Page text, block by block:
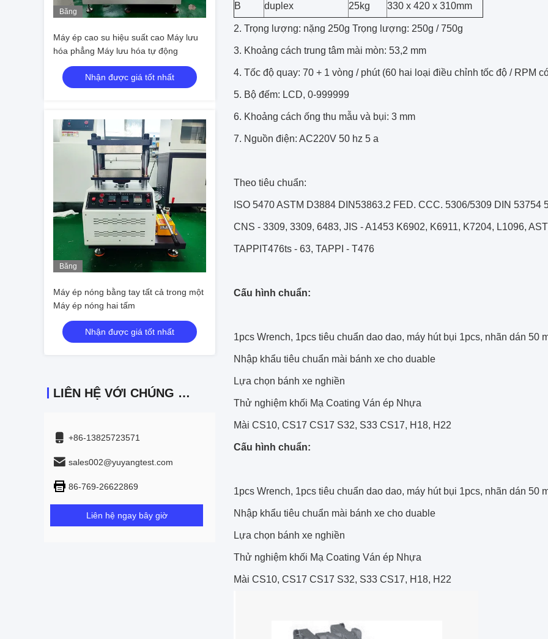
Băng
Máy ép cao su hiệu suất cao Máy lưu
hóa phẳng Máy lưu hóa tự động
Nhận được giá tốt nhất
Băng
Máy ép nóng bằng tay tất cả trong một
Máy ép nóng hai tấm
Nhận được giá tốt nhất
LIÊN HỆ VỚI CHÚNG TÔI
+86-13825723571
sales002@yuyangtest.com
86-769-26622869
Liên hệ ngay bây giờ
B duplex 25kg 330 x 420 x 310mm
2. Trọng lượng: nặng 250g Trọng lượng: 250g / 750g
3. Khoảng cách trung tâm mài mòn: 53,2 mm
4. Tốc độ quay: 70 + 1 vòng / phút (60 hai loại điều chỉnh tốc độ / RPM
5. Bộ đếm: LCD, 0-999999
6. Khoảng cách ống thu mẫu và bụi: 3 mm
7. Nguồn điện: AC220V 50 hz 5 a
Theo tiêu chuẩn:
ISO 5470 ASTM D3884 DIN53863.2 FED. CCC. 5306/5309 DIN 53754
CNS - 3309, 3309, 6483, JIS - A1453 K6902, K6911, K7204, L1096,
TAPPIT476ts - 63, TAPPI - T476
Cấu hình chuẩn:
1pcs Wrench, 1pcs tiêu chuẩn dao dao, máy hút bụi 1pcs, nhãn dán 50
Nhập khẩu tiêu chuẩn mài bánh xe cho duable
Lựa chọn bánh xe nghiền
Thử nghiệm khối Mạ Coating Ván ép Nhựa
Mài CS10, CS17 CS17 S32, S33 CS17, H18, H22
Cấu hình chuẩn:
1pcs Wrench, 1pcs tiêu chuẩn dao dao, máy hút bụi 1pcs, nhãn dán 50
Nhập khẩu tiêu chuẩn mài bánh xe cho duable
Lựa chọn bánh xe nghiền
Thử nghiệm khối Mạ Coating Ván ép Nhựa
Mài CS10, CS17 CS17 S32, S33 CS17, H18, H22